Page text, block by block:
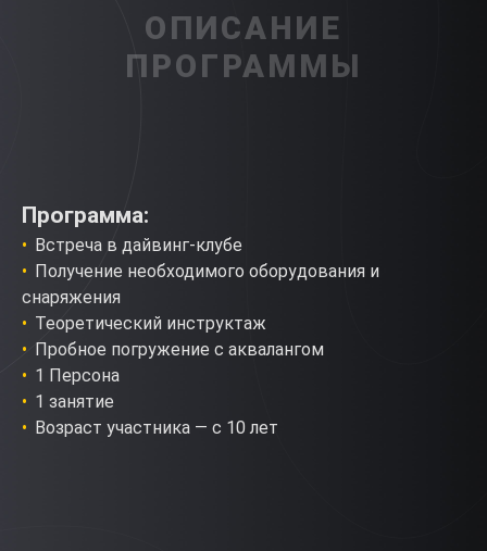
ОПИСАНИЕ
ПРОГРАММЫ
Программа:
Встреча в дайвинг-клубе
Получение необходимого оборудования и
снаряжения
Теоретический инструктаж
Пробное погружение с аквалангом
1 Персона
1 занятие
Возраст участника — с 10 лет